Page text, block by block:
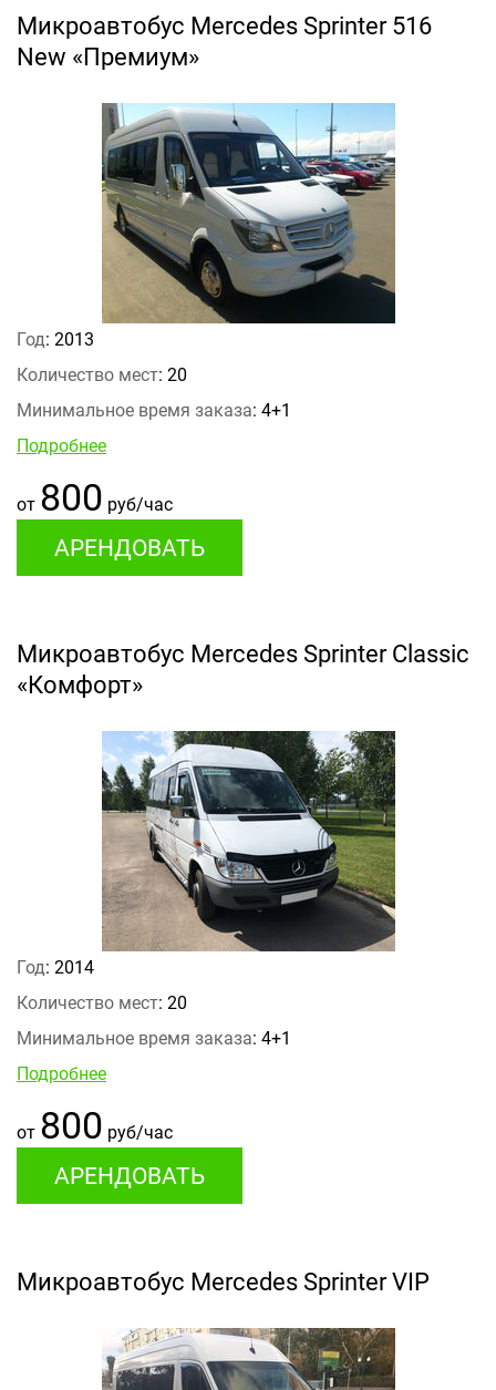
Микроавтобус Mercedes Sprinter 516
New «Премиум»
Год: 2013
Количество мест: 20
Минимальное время заказа: 4+1
Подробнее
от 800 руб/час
АРЕНДОВАТЬ
Микроавтобус Mercedes Sprinter Classic
«Комфорт»
Год: 2014
Количество мест: 20
Минимальное время заказа: 4+1
Подробнее
от 800 руб/час
АРЕНДОВАТЬ
Микроавтобус Mercedes Sprinter VIP